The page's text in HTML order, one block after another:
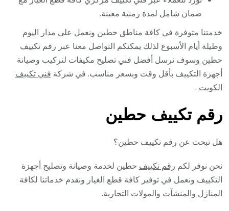
ضمان شامل لمدة زمنية معينة.
خدمتنا متوفرة في كافة مناطق حطين ونعمل على مدار اليوم
وطيلة أيام الأسبوع لذلك يمكنكم التواصل معنا عبر رقم تكييف
حطين وسوف نرسل أفضل فني تصليح مكيفات لتركيب وصيانة
أجهزة التكييف بأقل وقت وبسعر مناسب. في شركة فني تكييف
الكويت .
رقم تكييف حطين
هل تبحث عن رقم تكييف حطين؟
نحن نوفر لكم رقم تكييف حطين لخدمة وصيانة وتصليح أجهزة
التكييف ونعمل في توفير كافة قطع الغيار ونقدم خدماتنا لكافة
المنازل والمنشآت والمولات التجارية.